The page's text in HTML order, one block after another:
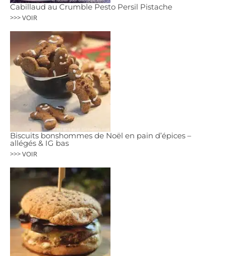
Cabillaud au Crumble Pesto Persil Pistache
>>> VOIR
Biscuits bonshommes de Noël en pain d’épices –
allégés & IG bas
>>> VOIR